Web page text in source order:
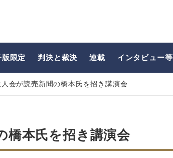
版限定 判決と裁決 連載 インタビュー等
人会が読売新聞の橋本氏を招き講演会
橋本氏を招き講演会